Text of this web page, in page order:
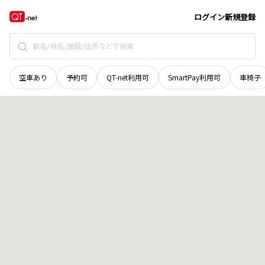
ログイン新規登録
空車あり 予約可 QT-net利用可 SmartPay利用可 車椅子
群馬県